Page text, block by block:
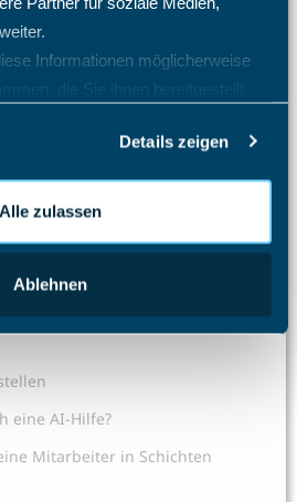
Informationen möglicherweise
die Sie ihnen bereitgestellt
Details zeigen
Alle zulassen
Ablehnen
eines Mitarbeiters?
im TimO?
tracker
eine AI-Hilfe?
Mitarbeiter in Schichten